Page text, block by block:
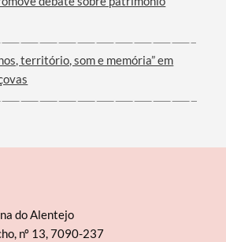
território, som e memória” em
do Alentejo
nº 13, 7090-237